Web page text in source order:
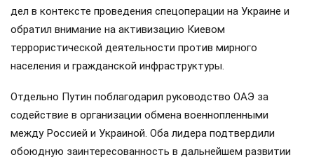
дел в контексте проведения спецоперации на Украине и
обратил внимание на активизацию Киевом
террористической деятельности против мирного
населения и гражданской инфраструктуры.
Отдельно Путин поблагодарил руководство ОАЭ за
содействие в организации обмена военнопленными
между Россией и Украиной. Оба лидера подтвердили
обоюдную заинтересованность в дальнейшем развитии